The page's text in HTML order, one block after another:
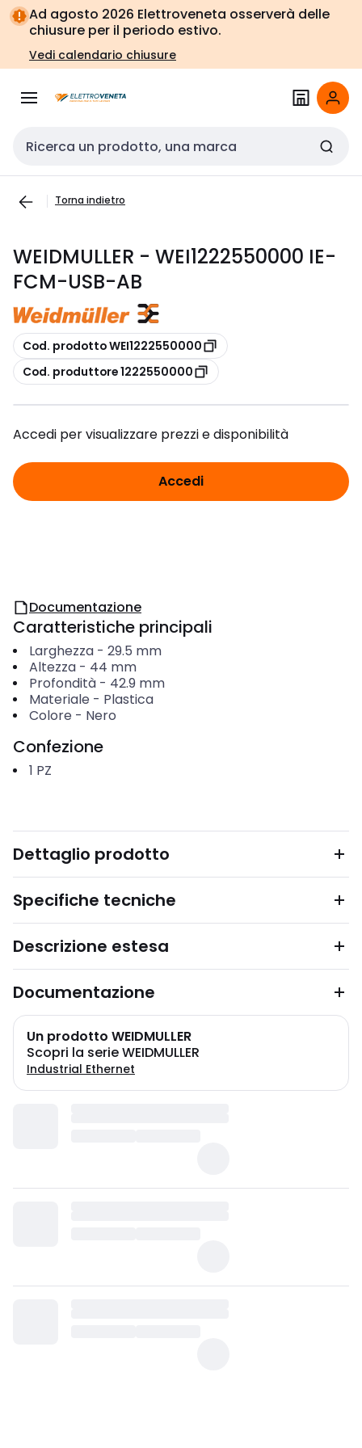
Vai alla
navigazione
Vai
alla
pagina
Ad agosto 2026 Elettroveneta osserverà delle
chiusure per il periodo estivo.
Vedi calendario chiusure
Cerca input
Torna indietro
WEIDMULLER - WEI1222550000 IE-
FCM-USB-AB
copia
Cod. prodotto WEI1222550000
copia
Cod. produttore 1222550000
Accedi per visualizzare prezzi e disponibilità
Accedi
Documentazione
Caratteristiche principali
Larghezza- 29.5 mm
Altezza- 44 mm
Profondità- 42.9 mm
Materiale - Plastica
Colore - Nero
Confezione
1 PZ
Dettaglio prodotto
Specifiche tecniche
Descrizione estesa
Documentazione
Un prodotto WEIDMULLER
Scopri la serie WEIDMULLER
Industrial Ethernet